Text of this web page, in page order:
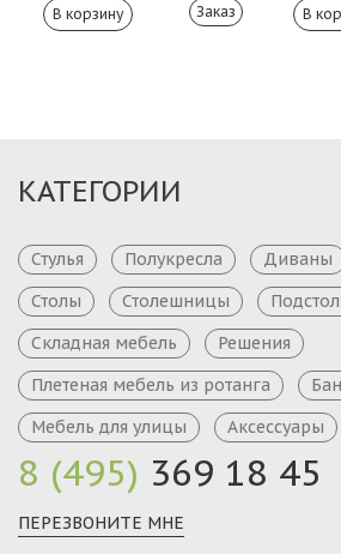
Заказ
8 (495) 369 18 45
ПЕРЕЗВОНИТЕ МНЕ
КАТЕГОРИИ
Стулья Полукресла Диваны
Столы
Столешницы
Складная мебель
Решения
Плетеная мебель из ротанга
Мебель для улицы
Аксессуары